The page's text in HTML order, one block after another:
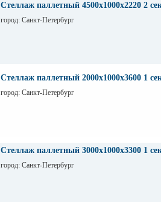
СПб. Высота 7,5 м (4 паллеты), глубина 12,6 м (12
Стеллаж паллетный 4500х1000х2220 2
город: Санкт-Петербург
Стеллаж паллетный 2000х1000х3600 1
город: Санкт-Петербург
Стеллаж паллетный 3000х1000х3300 1
город: Санкт-Петербург